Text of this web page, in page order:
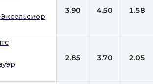
3.90 4.50 1.58
2.85 3.70 2.05